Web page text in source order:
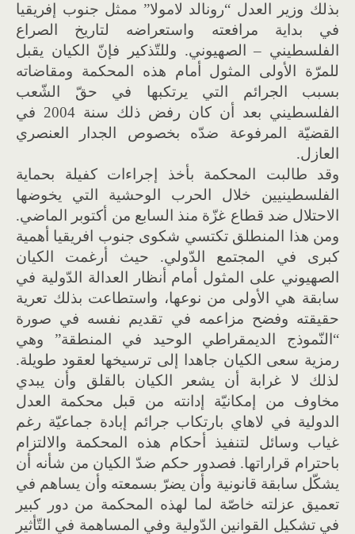
بذلك وزير العدل “رونالد لامولا” ممثل جنوب إفريقيا
في بداية مرافعته واستعراضه لتاريخ الصراع
الفلسطيني – الصهيوني. وللتّذكير فإنّ الكيان يقبل
للمرّة الأولى المثول أمام هذه المحكمة ومقاضاته
بسبب الجرائم التي يرتكبها في حقّ الشّعب
الفلسطيني بعد أن كان رفض ذلك سنة 2004 في
القضيّة المرفوعة ضدّه بخصوص الجدار العنصري
العازل.
وقد طالبت المحكمة بأخذ إجراءات كفيلة بحماية
الفلسطينيين خلال الحرب الوحشية التي يخوضها
الاحتلال ضد قطاع غزّة منذ السابع من أكتوبر الماضي.
ومن هذا المنطلق تكتسي شكوى جنوب افريقيا أهمية
كبرى في المجتمع الدّولي. حيث أرغمت الكيان
الصهيوني على المثول أمام أنظار العدالة الدّولية في
سابقة هي الأولى من نوعها، واستطاعت بذلك تعرية
حقيقته وفضح مزاعمه في تقديم نفسه في صورة
“النّموذج الديمقراطي الوحيد في المنطقة” وهي
رمزية سعى الكيان جاهدا إلى ترسيخها لعقود طويلة.
لذلك لا غرابة أن يشعر الكيان بالقلق وأن يبدي
مخاوف من إمكانيّة إدانته من قبل محكمة العدل
الدولية في لاهاي بارتكاب جرائم إبادة جماعيّة رغم
غياب وسائل لتنفيذ أحكام هذه المحكمة والالتزام
باحترام قراراتها. فصدور حكم ضدّ الكيان من شأنه أن
يشكّل سابقة قانونية وأن يضرّ بسمعته وأن يساهم في
تعميق عزلته خاصّة لما لهذه المحكمة من دور كبير
في تشكيل القوانين الدّولية وفي المساهمة في التّأثير